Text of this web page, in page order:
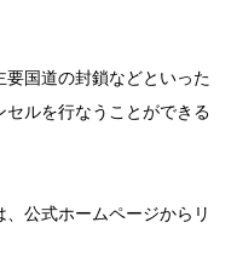
国道の封鎖などといった
ルを行なうことができる
公式ホームページからリ